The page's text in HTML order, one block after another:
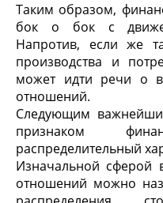
Таким образом,
бок о бок с
Напротив, если же
производства и
может идти речи о
отношений.
Следующим
признаком
распределительный
Изначальной сферой
отношений можно